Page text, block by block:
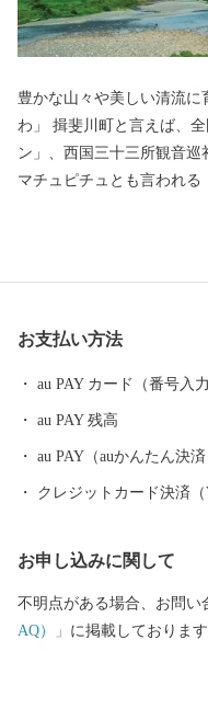
豊かな山々や美しい清流
わ」 揖斐川町と言えば、全国屈指の人気を誇る「いびがわマラソ
ン」、西国三十三所観音
マチュピチュとも言われる
ともに支え合い知恵を出
お支払い方法
au PAY カード（番号入
au PAY 残高
au PAY（auかんたん決
クレジットカード決済（
お申し込みに関して
不明点がある場合、お問い
AQ）」 に掲載しておりま